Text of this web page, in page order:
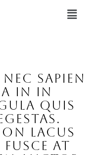
sapien
in in
quis
lacus
at